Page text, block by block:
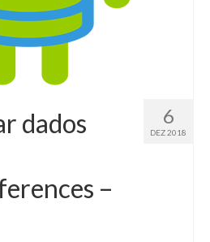
6
DEZ 2018
dados
–